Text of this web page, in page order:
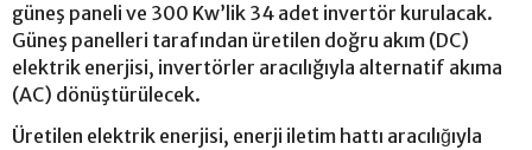
güneş paneli ve 300 Kw’lik 34 adet invertör kurulacak.
Güneş panelleri tarafından üretilen doğru akım (DC)
elektrik enerjisi, invertörler aracılığıyla alternatif akıma
(AC) dönüştürülecek.
Üretilen elektrik enerjisi, enerji iletim hattı aracılığıyla